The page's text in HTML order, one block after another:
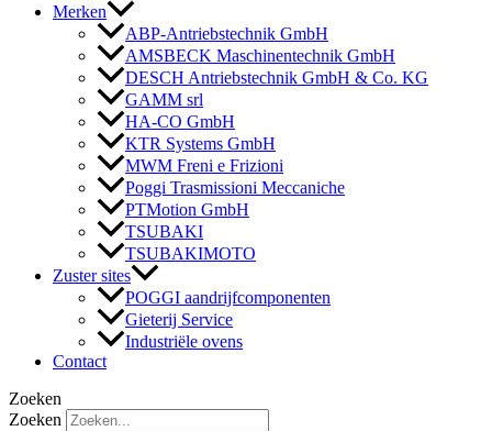
Merken
ABP-Antriebstechnik GmbH
AMSBECK Maschinentechnik GmbH
DESCH Antriebstechnik GmbH & Co. KG
GAMM srl
HA-CO GmbH
KTR Systems GmbH
MWM Freni e Frizioni
Poggi Trasmissioni Meccaniche
PTMotion GmbH
TSUBAKI
TSUBAKIMOTO
Zuster sites
POGGI aandrijfcomponenten
Gieterij Service
Industriële ovens
Contact
Zoeken
Zoeken